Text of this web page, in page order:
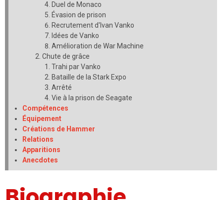
Duel de Monaco
Évasion de prison
Recrutement d'Ivan Vanko
Idées de Vanko
Amélioration de War Machine
Chute de grâce
Trahi par Vanko
Bataille de la Stark Expo
Arrêté
Vie à la prison de Seagate
Compétences
Équipement
Créations de Hammer
Relations
Apparitions
Anecdotes